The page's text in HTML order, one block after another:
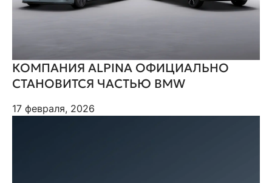
КОМПАНИЯ ALPINA ОФИЦИАЛЬНО
СТАНОВИТСЯ ЧАСТЬЮ BMW
17 февраля, 2026